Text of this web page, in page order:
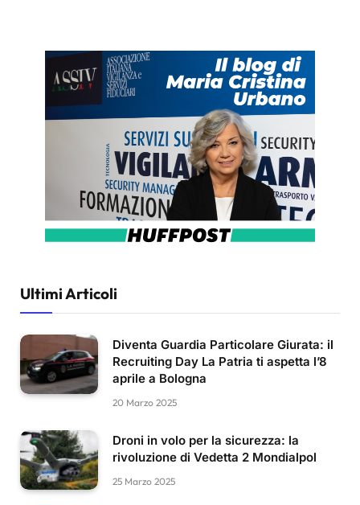
Ultimi Articoli
Diventa Guardia Particolare Giurata: il
Recruiting Day La Patria ti aspetta l’8
aprile a Bologna
20 Marzo 2025
Droni in volo per la sicurezza: la
rivoluzione di Vedetta 2 Mondialpol
25 Marzo 2025